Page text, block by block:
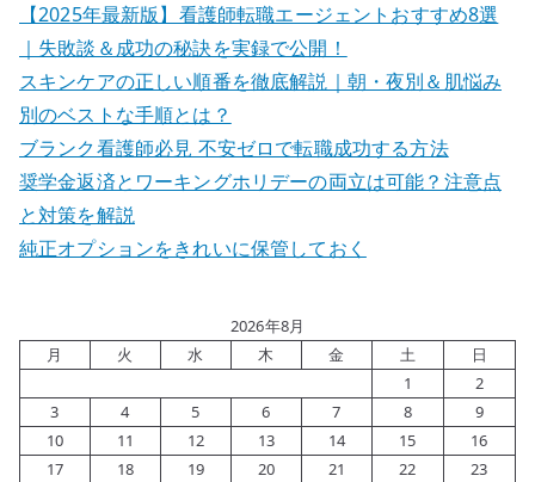
【2025年最新版】看護師転職エージェントおすすめ8選
｜失敗談＆成功の秘訣を実録で公開！
スキンケアの正しい順番を徹底解説｜朝・夜別＆肌悩み
別のベストな手順とは？
ブランク看護師必見 不安ゼロで転職成功する方法
奨学金返済とワーキングホリデーの両立は可能？注意点
と対策を解説
純正オプションをきれいに保管しておく
2026年8月
月
火 水 木 金 土
日
1
2
3
4 5 6 7 8
9
10
11 12 13 14 15
16
17
18 19 20 21 22
23